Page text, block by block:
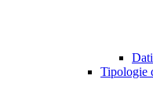
Tipologie